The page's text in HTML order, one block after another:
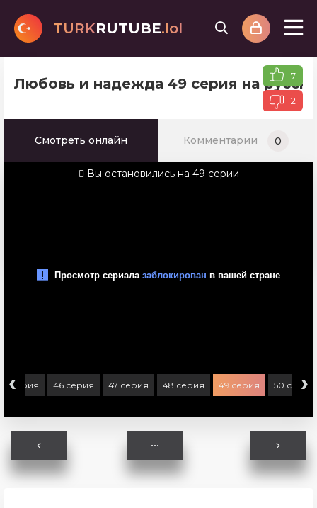
TURKRUTUBE.lol
Любовь и надежда 49 серия на 7
2
Смотреть онлайн Комментарии 0
Вы остановились на 49 серии
‹серия 46 серия 47 серия 48 серия 49 серия 50 серия
›